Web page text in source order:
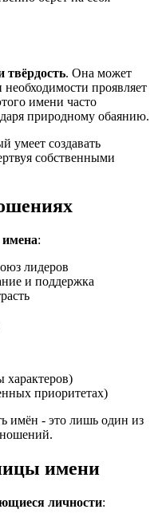
твёрдость. Она может
проявляет
имени часто
природному обаянию.
умеет создавать
собственными
:
лидеров
и поддержка
приоритетах)
имён - это лишь один из
имени
личности: